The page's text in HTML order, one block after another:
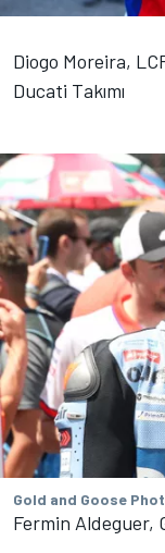
Diogo Moreira,
Ducati Takımı
Gold and Goose
Fermin Aldeguer,